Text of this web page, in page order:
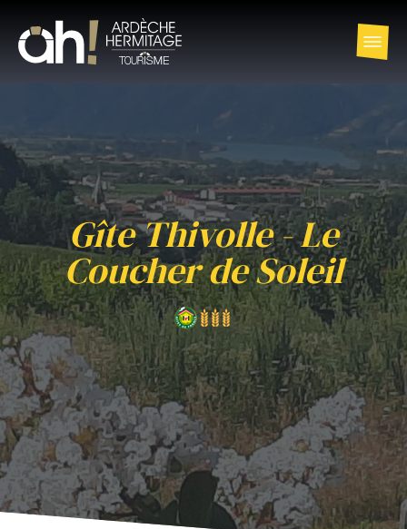
Gîte Thivolle - Le
Coucher de Soleil